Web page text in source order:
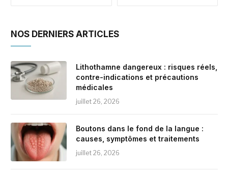
NOS DERNIERS ARTICLES
Lithothamne dangereux : risques réels,
contre-indications et précautions
médicales
juillet 26, 2026
Boutons dans le fond de la langue :
causes, symptômes et traitements
juillet 26, 2026